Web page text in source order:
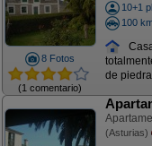
8 Fotos
(1 comentario)
10+1
100
de
(Asturias)